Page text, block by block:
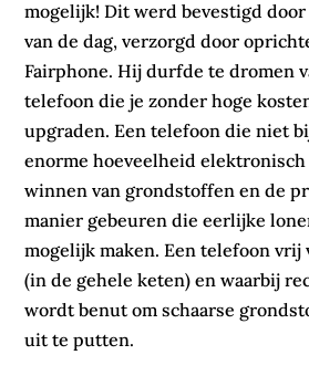
mogelijk! Dit werd bevestigd
van de dag, verzorgd door
Fairphone. Hij durfde te dromen
telefoon die je zonder hoge
upgraden. Een telefoon die niet
enorme hoeveelheid
winnen van grondstoffen en de
manier gebeuren die eerlijke
mogelijk maken. Een telefoon vrij
(in de gehele keten) en waarbij
wordt benut om schaarse
uit te putten.